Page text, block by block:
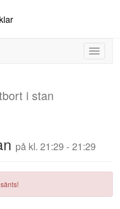
Toggle
i stan
på kl. 21:29 - 21:29